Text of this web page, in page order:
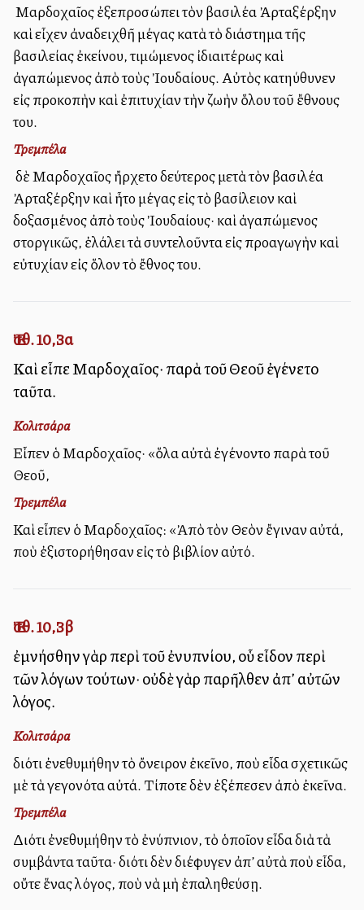
Ὁ Μαρδοχαῖος ἐξεπροσώπει τὸν βασιλέα Ἀρταξέρξην
καὶ εἶχεν ἀναδειχθῆ μέγας κατὰ τὸ διάστημα τῆς
βασιλείας ἐκείνου, τιμώμενος ἰδιαιτέρως καὶ
ἀγαπώμενος ἀπὸ τοὺς Ἰουδαίους. Αὐτὸς κατηύθυνεν
εἰς προκοπὴν καὶ ἐπιτυχίαν τὴν ζωὴν ὅλου τοῦ ἔθνους
του.
Τρεμπέλα
Ὁ δὲ Μαρδοχαῖος ἤρχετο δεύτερος μετὰ τὸν βασιλέα
Ἀρταξέρξην καὶ ἦτο μέγας εἰς τὸ βασίλειον καὶ
δοξασμένος ἀπὸ τοὺς Ἰουδαίους· καὶ ἀγαπώμενος
στοργικῶς, ἐλάλει τὰ συντελοῦντα εἰς προαγωγὴν καὶ
εὐτυχίαν εἰς ὅλον τὸ ἔθνος του.
Ἐσθ. 10,3α
Καὶ εἶπε Μαρδοχαῖος· παρὰ τοῦ Θεοῦ ἐγένετο
ταῦτα.
Κολιτσάρα
Εἶπεν ὁ Μαρδοχαῖος· «ὅλα αὐτὰ ἐγένοντο παρὰ τοῦ
Θεοῦ,
Τρεμπέλα
Καὶ εἶπεν ὁ Μαρδοχαῖος: «Ἀπὸ τὸν Θεὸν ἔγιναν αὐτά,
ποὺ ἐξιστορήθησαν εἰς τὸ βιβλίον αὐτό.
Ἐσθ. 10,3β
ἐμνήσθην γὰρ περὶ τοῦ ἐνυπνίου, οὗ εἶδον περὶ
τῶν λόγων τούτων· οὐδὲ γὰρ παρῆλθεν ἀπ’ αὐτῶν
λόγος.
Κολιτσάρα
διότι ἐνεθυμήθην τὸ ὄνειρον ἐκεῖνο, ποὺ εἶδα σχετικῶς
μὲ τὰ γεγονότα αὐτά. Τίποτε δὲν ἐξέπεσεν ἀπὸ ἐκεῖνα.
Τρεμπέλα
Διότι ἐνεθυμήθην τὸ ἐνύπνιον, τὸ ὁποῖον εἶδα διὰ τὰ
συμβάντα ταῦτα· διότι δὲν διέφυγεν ἀπ’ αὐτὰ ποὺ εἶδα,
οὔτε ἕνας λόγος, ποὺ νὰ μὴ ἐπαληθεύσῃ.